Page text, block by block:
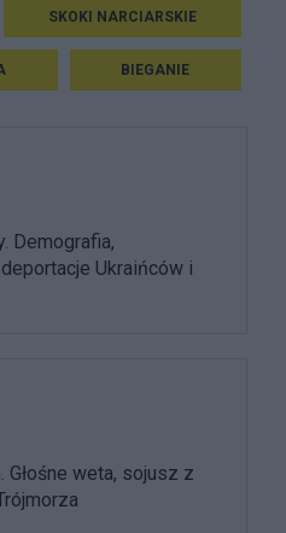
SKOKI NARCIARSKIE
BIEGANIE
Demografia,
deportacje Ukraińców i
Głośne weta, sojusz z